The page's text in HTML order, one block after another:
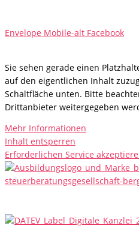
Envelope Mobile-alt Facebook
Sie sehen gerade einen
auf den eigentlichen Inhalt
Schaltfläche unten. Bitte
Drittanbieter weitergegeben
Mehr Informationen
Inhalt entsperren
Erforderlichen Service